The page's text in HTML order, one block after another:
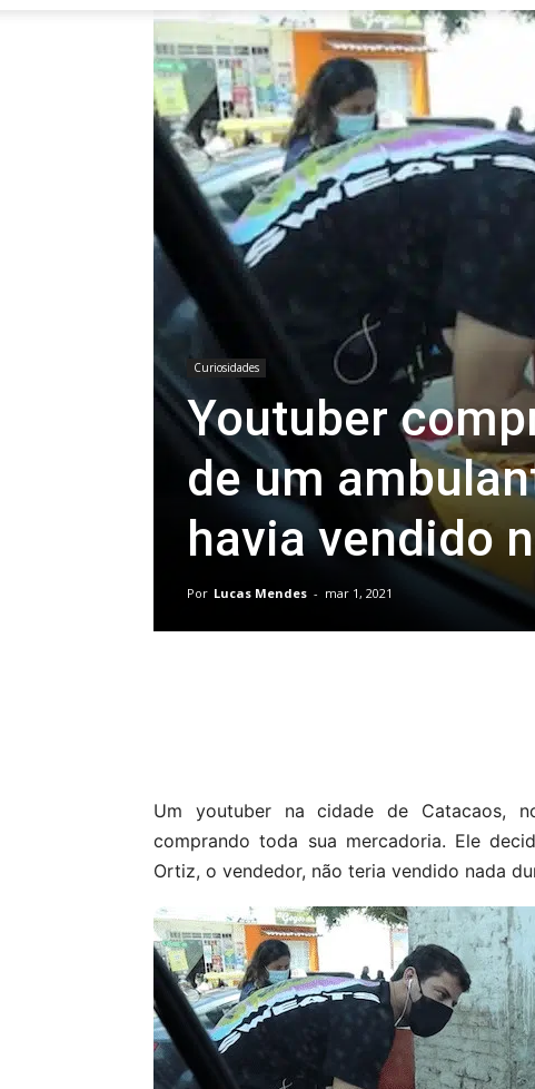
Curiosidades
Youtuber
de um
havia vendido
Por Lucas Mendes - mar 1, 2021
Um youtuber na cidade de Catacaos,
comprando toda sua mercadoria. Ele
Ortiz, o vendedor, não teria vendido nada